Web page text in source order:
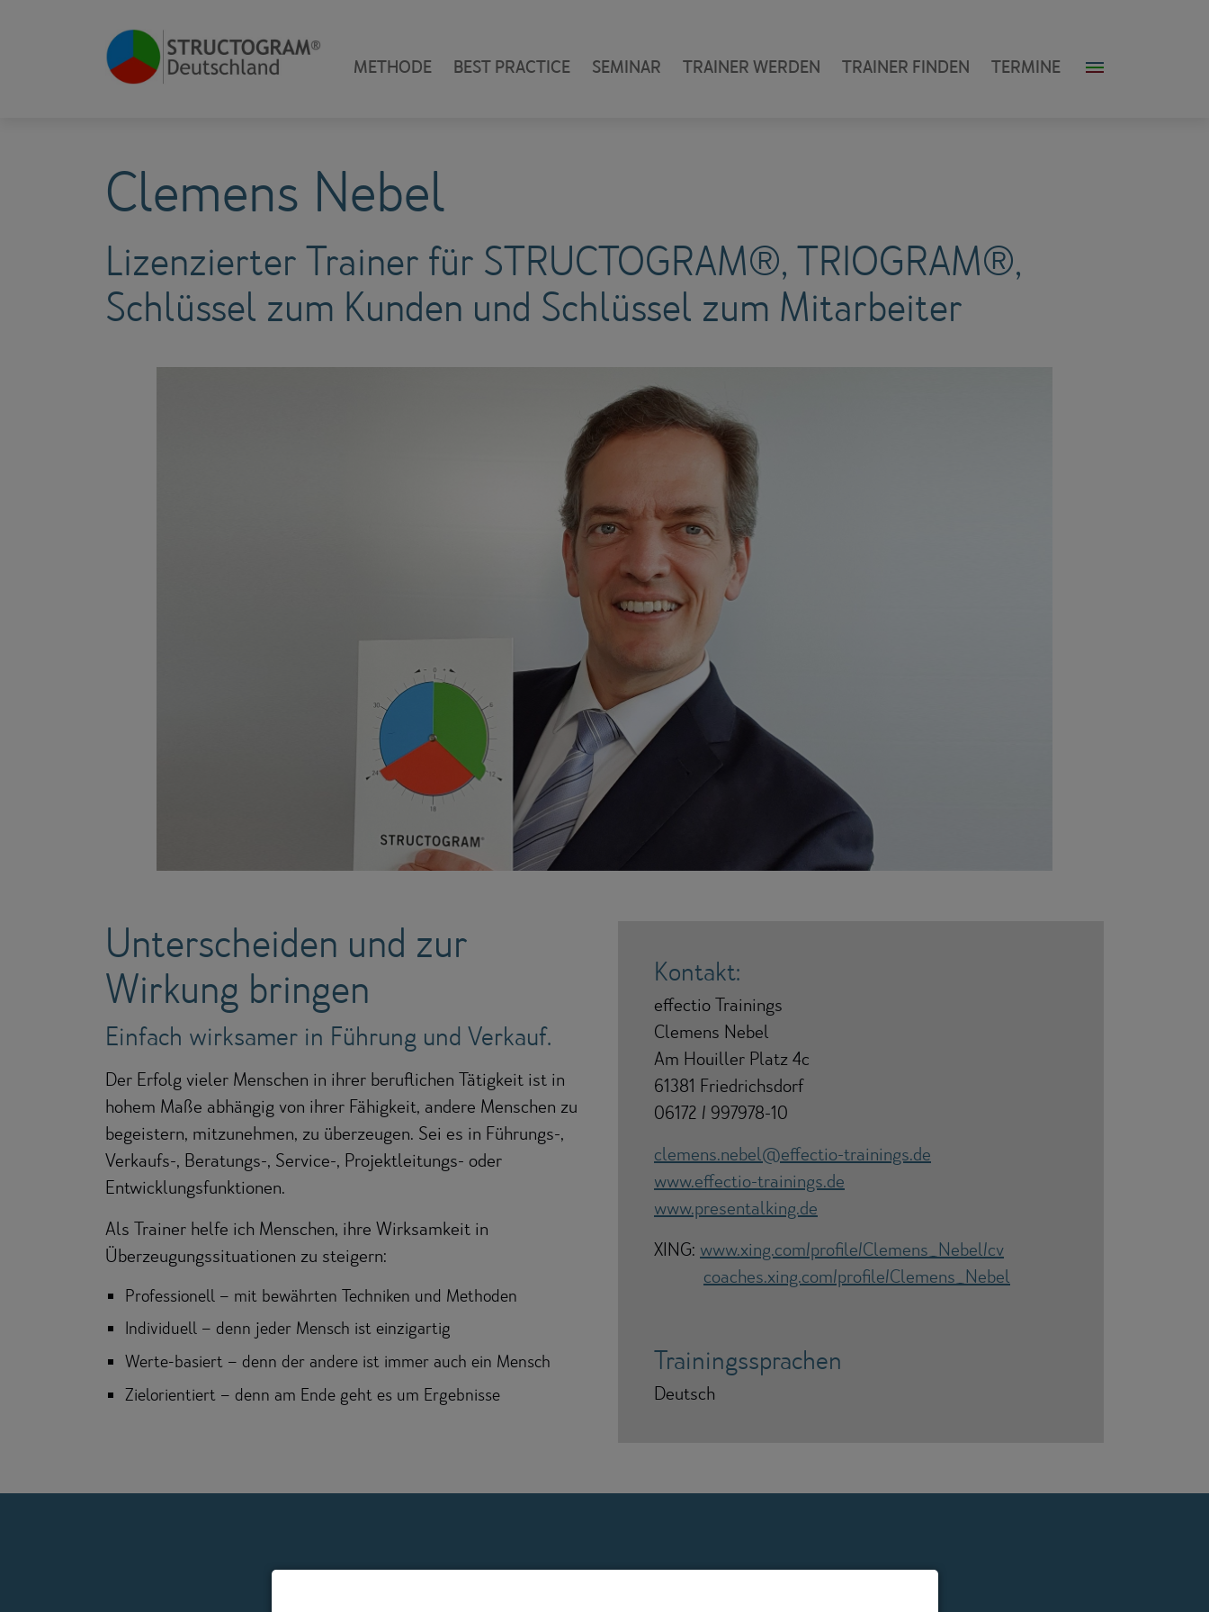
METHODE BEST PRACTICE SEMINAR TRAINER WERDEN TRAINER FINDEN TERMINE
Clemens Nebel
Lizenzierter Trainer für STRUCTOGRAM®, TRIOGRAM®,
Schlüssel zum Kunden und Schlüssel zum Mitarbeiter
Unterscheiden und zur
Wirkung bringen
Einfach wirksamer in Führung und Verkauf.
Der Erfolg vieler Menschen in ihrer beruflichen Tätigkeit ist in
hohem Maße abhängig von ihrer Fähigkeit, andere Menschen zu
begeistern, mitzunehmen, zu überzeugen. Sei es in Führungs-,
Verkaufs-, Beratungs-, Service-, Projektleitungs- oder
Entwicklungsfunktionen.
Als Trainer helfe ich Menschen, ihre Wirksamkeit in
Überzeugungssituationen zu steigern:
Professionell – mit bewährten Techniken und Methoden
Individuell – denn jeder Mensch ist einzigartig
Werte-basiert – denn der andere ist immer auch ein Mensch
Zielorientiert – denn am Ende geht es um Ergebnisse
Kontakt:
effectio Trainings
Clemens Nebel
Am Houiller Platz 4c
61381 Friedrichsdorf
06172 / 997978-10
clemens.nebel@effectio-trainings.de
www.effectio-trainings.de
www.presentalking.de
XING: www.xing.com/profile/Clemens_Nebel/cv
coaches.xing.com/profile/Clemens_Nebel
Trainingssprachen
Deutsch